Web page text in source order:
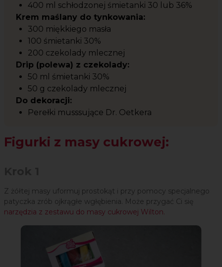
400 ml schłodzonej śmietanki 30 lub 36%
Krem maślany do tynkowania:
300 miękkiego masła
100 śmietanki 30%
200 czekolady mlecznej
Drip (polewa) z czekolady:
50 ml śmietanki 30%
50 g czekolady mlecznej
Do dekoracji:
Perełki musssujące Dr. Oetkera
Figurki z masy cukrowej:
Z żółtej masy uformuj prostokąt i przy pomocy specjalnego
patyczka zrób ojkrągłe wgłębienia. Może przygać Ci się
narzędzia z zestawu do masy cukrowej Wilton.